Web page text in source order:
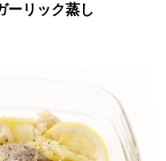
ーリック蒸し